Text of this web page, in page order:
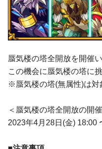
蜃気楼の塔全開放を開催い
この機会に蜃気楼の塔に
※蜃気楼の塔(無属性)は対
＜蜃気楼の塔全開放の開
2023年4月28日(金) 18:00